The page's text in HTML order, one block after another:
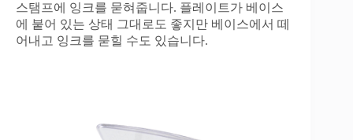
스탬프에 잉크를 묻혀줍니다. 플레이트가 베이스
에 붙어 있는 상태 그대로도 좋지만 베이스에서 떼
어내고 잉크를 묻힐 수도 있습니다.